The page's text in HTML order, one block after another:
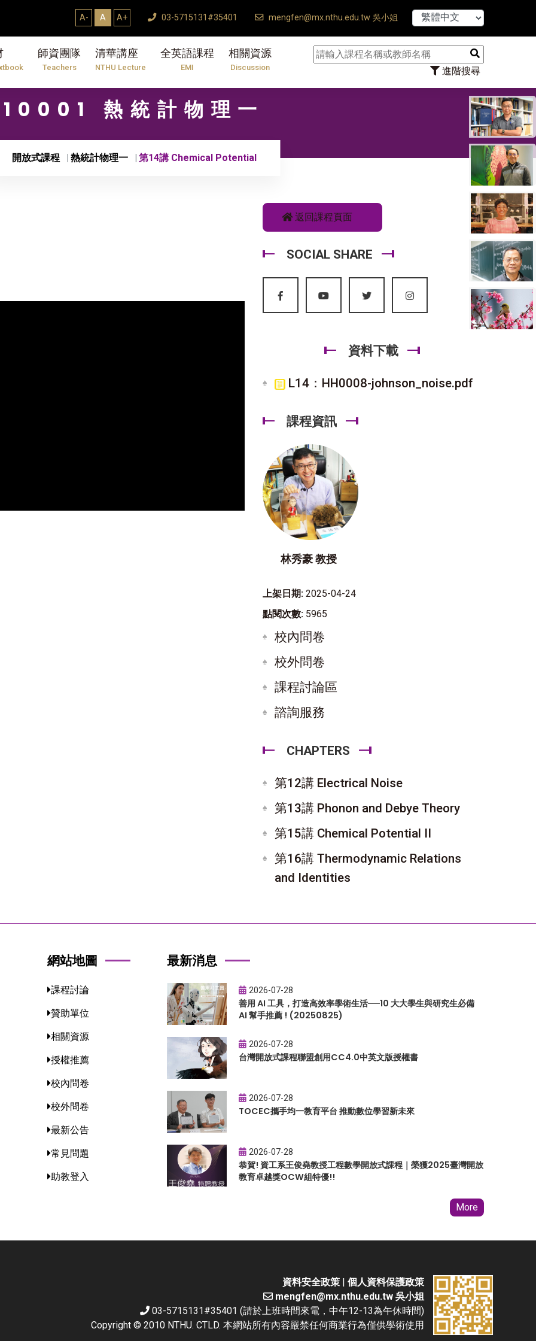
A- A A+ 03-5715131#35401 mengfen@mx.nthu.edu.tw 吳小姐
師資團隊
Teachers
清華講座
NTHU Lecture
全英語課程
EMI
相關資源
Discussion 進階搜尋
【7/31】
10001 熱統計物理一
開放式課程 熱統計物理一 第14講 Chemical Potential
返回課程頁面
SOCIAL SHARE
資料下載
L14：HH0008-johnson_noise.pdf
課程資訊
林秀豪 教授
上架日期: 2025-04-24
點閱次數: 5965
校內問卷
校外問卷
課程討論區
諮詢服務
CHAPTERS
第12講 Electrical Noise
第13講 Phonon and Debye Theory
第15講 Chemical Potential II
第16講 Thermodynamic Relations
and Identities
網站地圖
課程討論
贊助單位
相關資源
授權推薦
校內問卷
校外問卷
最新公告
常見問題
助教登入
最新消息
2026-07-28
善用 AI 工具，打造高效率學術生活──10 大大學生與研究生必備
AI 幫手推薦 ! (20250825)
2026-07-28
台灣開放式課程聯盟創用CC4.0中英文版授權書
2026-07-28
TOCEC攜手均一教育平台 推動數位學習新未來
2026-07-28
恭賀! 資工系王俊堯教授工程數學開放式課程｜榮獲2025臺灣開放
教育卓越獎OCW組特優!!
More
資料安全政策 | 個人資料保護政策
mengfen@mx.nthu.edu.tw 吳小姐
03-5715131#35401 (請於上班時間來電，中午12-13為午休時間)
Copyright © 2010 NTHU. CTLD. 本網站所有內容嚴禁任何商業行為僅供學術使用